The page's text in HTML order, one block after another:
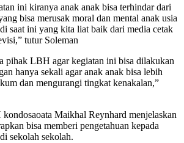
ini kiranya anak anak bisa terhindar dari
bisa merusak moral dan mental anak usia
saat ini yang kita liat baik dari media cetak
tutur Soleman
pihak LBH agar kegiatan ini bisa dilakukan
hanya sekali agar anak anak bisa lebih
dan mengurangi tingkat kenakalan,”
Maikhal Reynhard menjelaskan
bisa memberi pengetahuan kepada
sekolah sekolah.